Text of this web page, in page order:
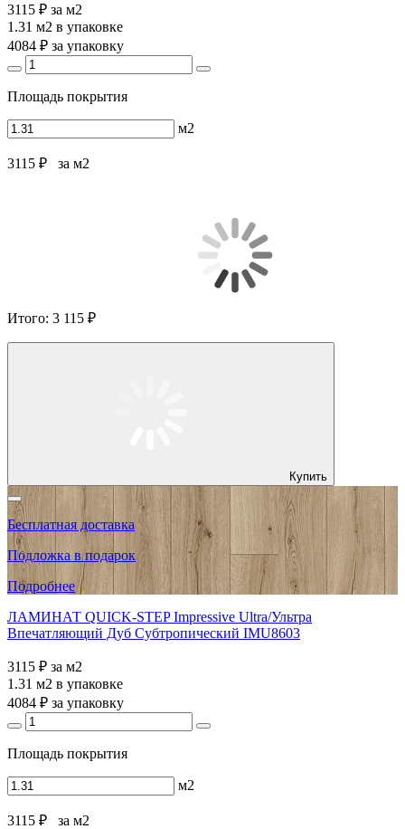
3115 ₽ за м2
1.31 м2 в упаковке
4084 ₽ за упаковку
Площадь покрытия
м2
3115 ₽ за м2
Итого: 3 115 ₽
Купить
Бесплатная доставка
Подложка в подарок
Подробнее
ЛАМИНАТ QUICK-STEP Impressive Ultra/Ультра
Впечатляющий Дуб Субтропический IMU8603
3115 ₽ за м2
1.31 м2 в упаковке
4084 ₽ за упаковку
Площадь покрытия
м2
3115 ₽ за м2